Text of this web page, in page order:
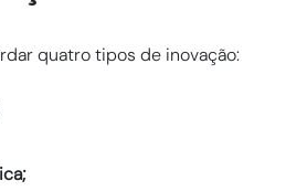
quatro tipos de inovação: